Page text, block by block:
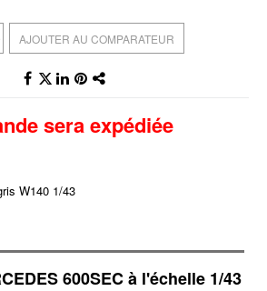
AJOUTER AU COMPARATEUR
sera expédiée
W140 1/43
600SEC à l'échelle 1/43